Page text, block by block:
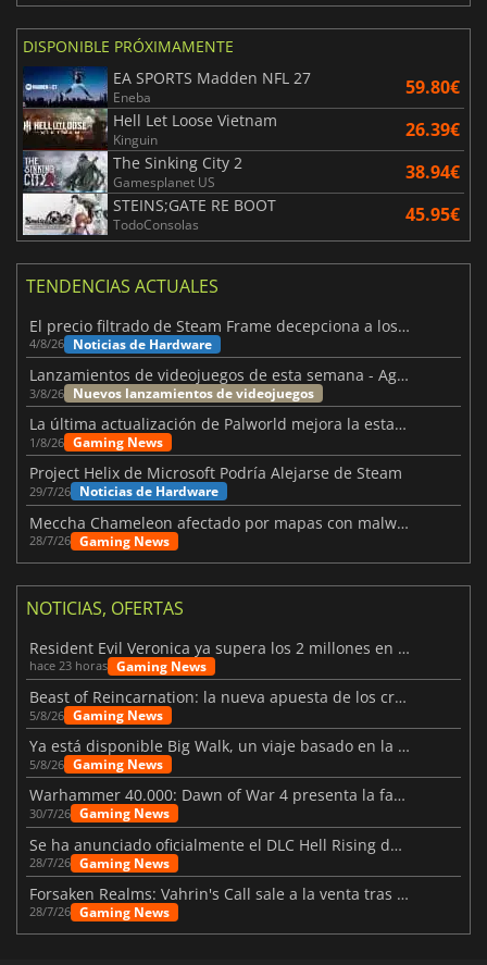
DISPONIBLE PRÓXIMAMENTE
EA SPORTS Madden NFL 27
Eneba 59.80€
Hell Let Loose Vietnam
Kinguin 26.39€
The Sinking City 2
Gamesplanet US 38.94€
STEINS;GATE RE BOOT
TodoConsolas 45.95€
TENDENCIAS ACTUALES
El precio filtrado de Steam Frame decepciona a los usuarios
4/8/26 Noticias de Hardware
Lanzamientos de videojuegos de esta semana - Agosto de 2026 (semana 32)
3/8/26 Nuevos lanzamientos de videojuegos
La última actualización de Palworld mejora la estabilidad
1/8/26 Gaming News
Project Helix de Microsoft Podría Alejarse de Steam
29/7/26 Noticias de Hardware
Meccha Chameleon afectado por mapas con malware y Discord
28/7/26 Gaming News
NOTICIAS, OFERTAS
Resident Evil Veronica ya supera los 2 millones en listas de deseados
hace 23 horas Gaming News
Beast of Reincarnation: la nueva apuesta de los creadores de Pokémon
5/8/26 Gaming News
Ya está disponible Big Walk, un viaje basado en la amistad
5/8/26 Gaming News
Warhammer 40.000: Dawn of War 4 presenta la facción de los Necrones
30/7/26 Gaming News
Se ha anunciado oficialmente el DLC Hell Rising de Nioh 3
28/7/26 Gaming News
Forsaken Realms: Vahrin's Call sale a la venta tras una década
28/7/26 Gaming News